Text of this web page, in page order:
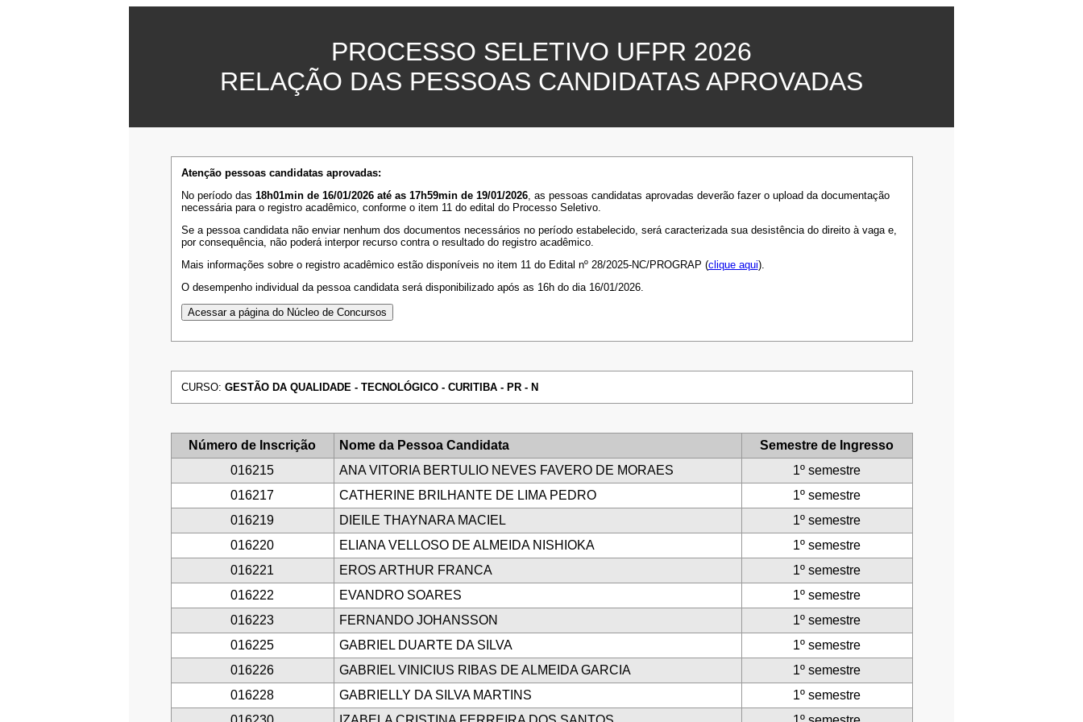
PROCESSO SELETIVO UFPR 2026
RELAÇÃO DAS PESSOAS CANDIDATAS APROVADAS
Atenção pessoas candidatas aprovadas:
No período das 18h01min de 16/01/2026 até as 17h59min de 19/01/2026, as pessoas candidatas aprovadas deverão fazer o upload da documentação
necessária para o registro acadêmico, conforme o item 11 do edital do Processo Seletivo.
Se a pessoa candidata não enviar nenhum dos documentos necessários no período estabelecido, será caracterizada sua desistência do direito à vaga e,
por consequência, não poderá interpor recurso contra o resultado do registro acadêmico.
Mais informações sobre o registro acadêmico estão disponíveis no item 11 do Edital nº 28/2025-NC/PROGRAP (clique aqui).
O desempenho individual da pessoa candidata será disponibilizado após as 16h do dia 16/01/2026.
CURSO: GESTÃO DA QUALIDADE - TECNOLÓGICO - CURITIBA - PR - N
Número de Inscrição Nome da Pessoa Candidata
Semestre de Ingresso
016215
ANA VITORIA BERTULIO NEVES FAVERO DE MORAES
1º semestre
016217
CATHERINE BRILHANTE DE LIMA PEDRO
1º semestre
016219
DIEILE THAYNARA MACIEL
1º semestre
016220
ELIANA VELLOSO DE ALMEIDA NISHIOKA
1º semestre
016221
EROS ARTHUR FRANCA
1º semestre
016222
EVANDRO SOARES
1º semestre
016223
FERNANDO JOHANSSON
1º semestre
016225
GABRIEL DUARTE DA SILVA
1º semestre
016226
GABRIEL VINICIUS RIBAS DE ALMEIDA GARCIA
1º semestre
016228
GABRIELLY DA SILVA MARTINS
1º semestre